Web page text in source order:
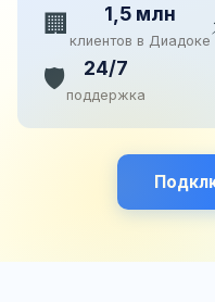
🏢 1,5 млн
клиентов в Диадоке
🛡️ 24/7
поддержка